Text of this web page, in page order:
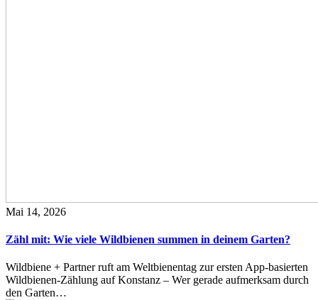
Mai 14, 2026
Zähl mit: Wie viele Wildbienen summen in deinem Garten?
Wildbiene + Partner ruft am Weltbienentag zur ersten App-basierten
Wildbienen-Zählung auf Konstanz – Wer gerade aufmerksam durch
den Garten…